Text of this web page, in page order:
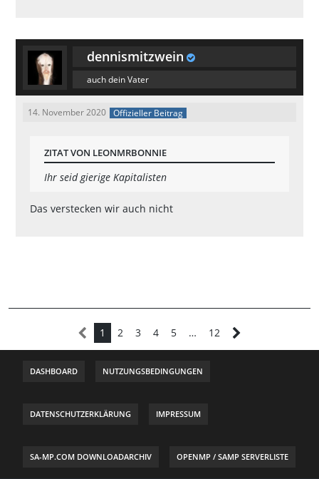
dennismitzwein
auch dein Vater
14. November 2020 Offizieller Beitrag
ZITAT VON LEONMRBONNIE
Ihr seid gierige Kapitalisten
Das verstecken wir auch nicht
1 2 3 4 5 … 12
DASHBOARD NUTZUNGSBEDINGUNGEN
DATENSCHUTZERKLÄRUNG IMPRESSUM
SA-MP.COM DOWNLOADARCHIV OPENMP / SAMP SERVERLISTE